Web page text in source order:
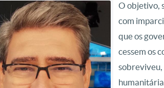
O objetivo,
com
que os
cessem os
sobreviveu,